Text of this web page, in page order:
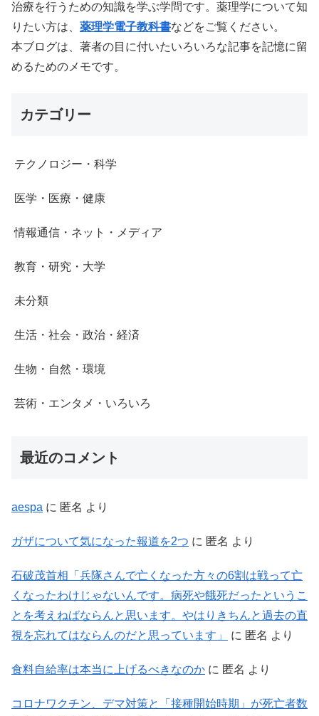
治療を行うための知識を学ぶ学問です。薬理学について知
りたい方は、 薬理学電子教科書などをご覧ください。
本ブログは、著者の目に付いたいろいろな記事を記憶に留
めるためのメモです。
カテゴリー
テクノロジー・科学
医学・医療・健康
情報通信・ネット・メディア
教育・研究・大学
未分類
生活・社会・政治・経済
生物・自然・環境
芸術・エンタメ・いろいろ
最近のコメント
aespa に 匿名 より
ガザについて気になった報道を2つ に 匿名 より
石破茂首相「兵隊さんで亡くなった方々の6割は戦って亡
くなったわけじゃないんです。病死や餓死だったというこ
とを考えねばならんと思います。やはりきちんと過去の直
視を忘れてはならんのだと思っています」
に 匿名 より
食料自給率は本当に上げるべきなのか に 匿名 より
コロナワクチン、デマ対策と「接種開始時期」が死亡者数